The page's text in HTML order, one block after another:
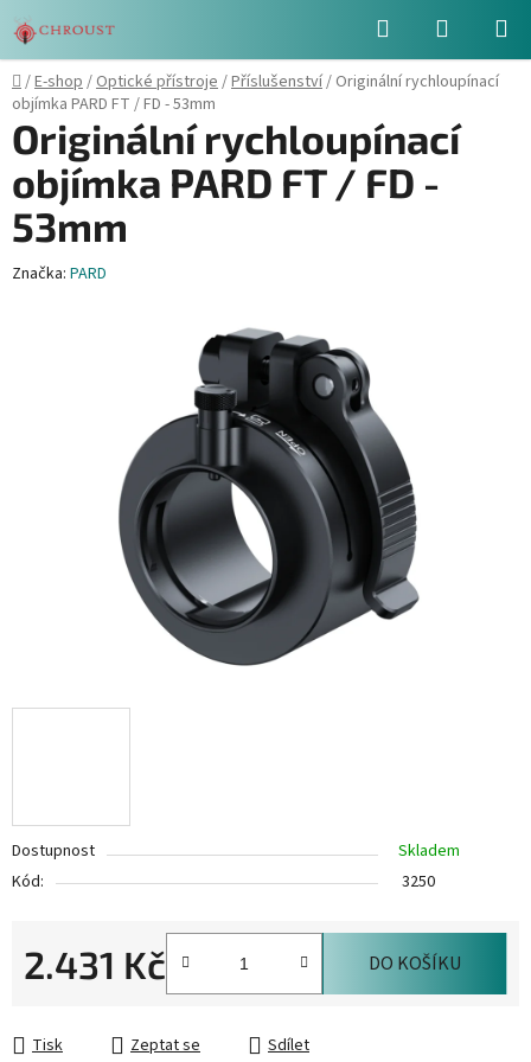
na
obsah
Hledat
KOŠÍK
Domů
/E-shop/Optické přístroje/Příslušenství/ Originální rychloupínací
objímka PARD FT / FD - 53mm
Dostupnost
Skladem
Kód:
3250
2.431 Kč DO KOŠÍKU
Tisk Zeptat se Sdílet
Originální rychloupínací
objímka PARD FT / FD -
53mm
Značka: PARD